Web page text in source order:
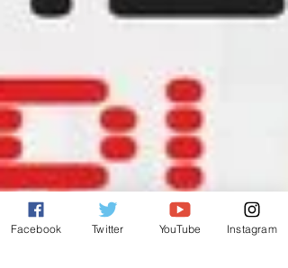
Facebook Twitter YouTube Instagram